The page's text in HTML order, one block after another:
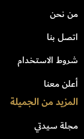
من نحن
اتصل بنا
شروط الاستخدام
أعلن معنا
المزيد من الجميلة
مجلة سيدتي